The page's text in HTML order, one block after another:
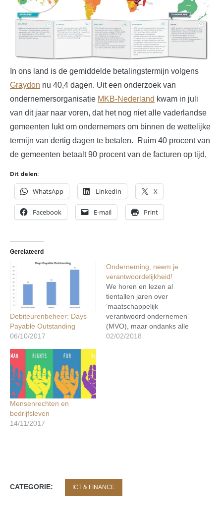
In ons land is de gemiddelde betalingstermijn volgens
Graydon nu 40,4 dagen. Uit een onderzoek van
ondernemersorganisatie MKB-Nederland kwam in juli
van dit jaar naar voren, dat het nog niet alle vaderlandse
gemeenten lukt om ondernemers om binnen de wettelijke
termijn van dertig dagen te betalen. Ruim 40 procent van
de gemeenten betaalt 90 procent van de facturen op tijd,
Dit delen:
WhatsApp LinkedIn X
Facebook E-mail Print
Gerelateerd
Debiteurenbeheer: Days
Payable Outstanding
06/10/2017
Onderneming, neem je
verantwoordelijkheid!
We horen en lezen al
tientallen jaren over
‘maatschappelijk
verantwoord ondernemen’
(MVO), maar ondanks alle
waardering en mooie
02/02/2018
Mensenrechten en
bedrijfsleven
14/11/2017
CATEGORIE: ICT & FINANCE